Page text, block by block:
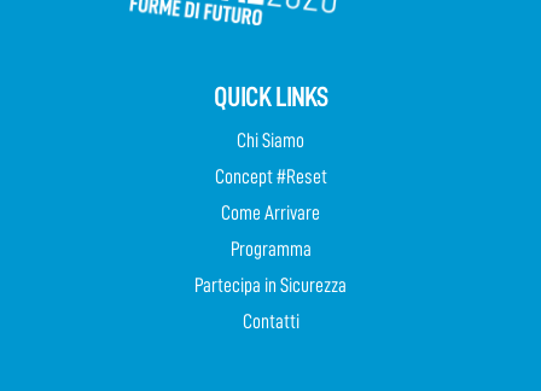
QUICK LINKS
Chi Siamo
Concept #Reset
Come Arrivare
Programma
Partecipa in Sicurezza
Contatti